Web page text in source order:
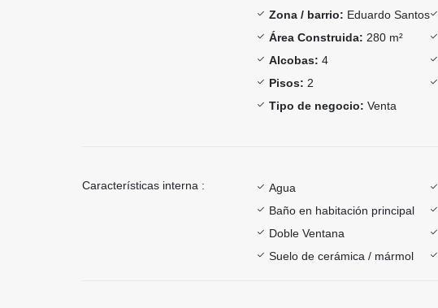
Zona / barrio: Eduardo Santos
Área Construida: 280 m²
Alcobas: 4
Pisos: 2
Tipo de negocio: Venta
Características interna : Agua
Baño en habitación principal
Doble Ventana
Suelo de cerámica / mármol